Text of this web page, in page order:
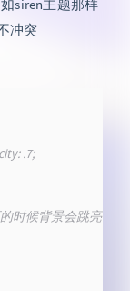
siren主题那样
冲突
.7;
时候背景会跳亮